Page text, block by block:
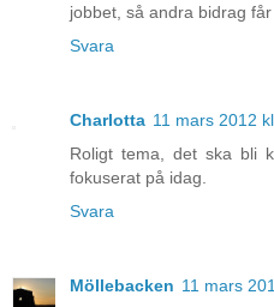
jobbet, så andra bidrag
Svara
Charlotta 11 mars 2012
Roligt tema, det ska bli
fokuserat på idag.
Svara
Möllebacken 11 mars